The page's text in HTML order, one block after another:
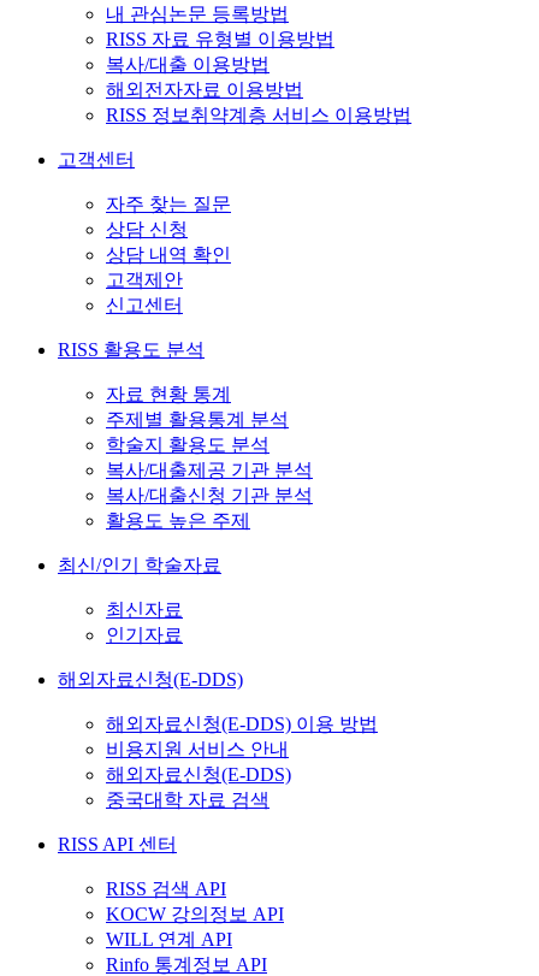
내 관심논문 등록방법
RISS 자료 유형별 이용방법
복사/대출 이용방법
해외전자자료 이용방법
RISS 정보취약계층 서비스 이용방법
고객센터
자주 찾는 질문
상담 신청
상담 내역 확인
고객제안
신고센터
RISS 활용도 분석
자료 현황 통계
주제별 활용통계 분석
학술지 활용도 분석
복사/대출제공 기관 분석
복사/대출신청 기관 분석
활용도 높은 주제
최신/인기 학술자료
최신자료
인기자료
해외자료신청(E-DDS)
해외자료신청(E-DDS) 이용 방법
비용지원 서비스 안내
해외자료신청(E-DDS)
중국대학 자료 검색
RISS API 센터
RISS 검색 API
KOCW 강의정보 API
WILL 연계 API
Rinfo 통계정보 API